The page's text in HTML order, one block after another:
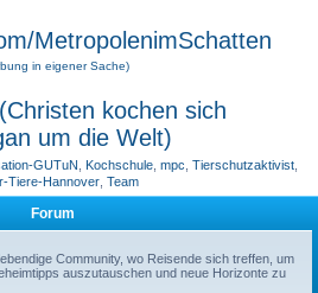
MetropolenimSchatten
in eigener Sache)
kochen sich
um die Welt)
GUTuN Kochschule mpc Tierschutzaktivist
Tiere-Hannover Team
Forum
Community, wo Reisende sich treffen, um
auszutauschen und neue Horizonte zu